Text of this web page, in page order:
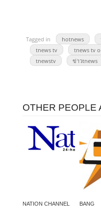
Tagged in hotnews
tnews tv
tnews tv
tnewstv
ข่าวtnews
OTHER PEOPLE
NATION CHANNEL BANG